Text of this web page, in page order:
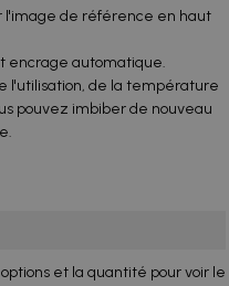
l'image de référence en haut
encrage automatique.
l'utilisation, de la température
pouvez imbiber de nouveau
et la quantité pour voir le